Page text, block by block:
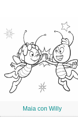
Maia con Willy